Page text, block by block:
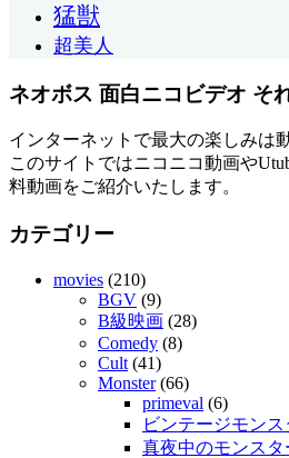
猛獣
超美人
ネオボス 面白ニコビデオ そ
インターネットで最大の楽しみは
このサイトではニコニコ動画や
料動画をご紹介いたします。
カテゴリー
movies (210)
BGV (9)
B級映画 (28)
Comedy (8)
Cult (41)
Monster(66)
primeval (6)
ビンテージモンス
真夜中のモンスタ